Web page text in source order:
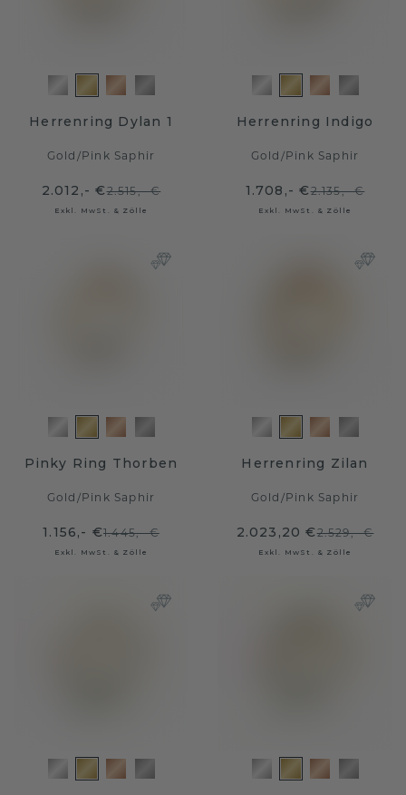
Herrenring Dylan 1
Gold /Pink Saphir
2.012,- €2.515,- €
Exkl. MwSt. & Zölle
Herrenring Indigo
Gold /Pink Saphir
1.708,- €2.135,- €
Exkl. MwSt. & Zölle
Pinky Ring Thorben
Gold /Pink Saphir
1.156,- €1.445,- €
Exkl. MwSt. & Zölle
Herrenring Zilan
Gold /Pink Saphir
2.023,20 €2.529,- €
Exkl. MwSt. & Zölle